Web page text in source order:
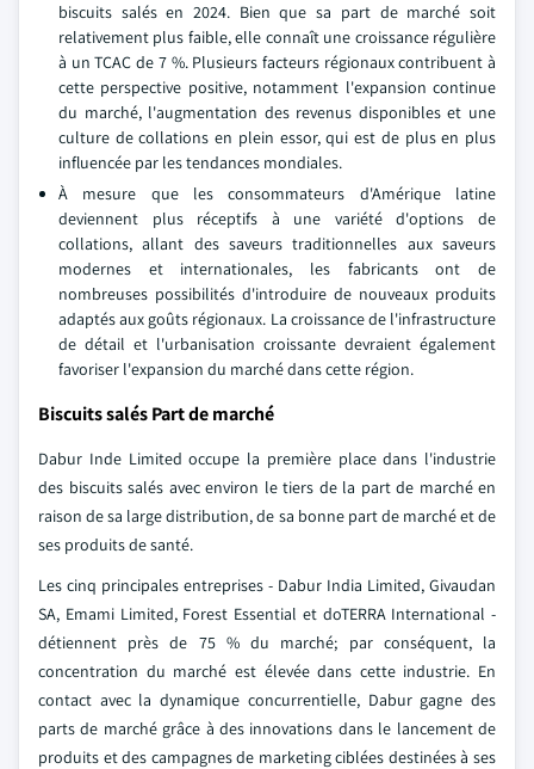
biscuits salés en 2024. Bien que sa part de marché soit
relativement plus faible, elle connaît une croissance régulière
à un TCAC de 7 %. Plusieurs facteurs régionaux contribuent à
cette perspective positive, notamment l'expansion continue
du marché, l'augmentation des revenus disponibles et une
culture de collations en plein essor, qui est de plus en plus
influencée par les tendances mondiales.
À mesure que les consommateurs d'Amérique latine
deviennent plus réceptifs à une variété d'options de
collations, allant des saveurs traditionnelles aux saveurs
modernes et internationales, les fabricants ont de
nombreuses possibilités d'introduire de nouveaux produits
adaptés aux goûts régionaux. La croissance de l'infrastructure
de détail et l'urbanisation croissante devraient également
favoriser l'expansion du marché dans cette région.
Biscuits salés Part de marché
Dabur Inde Limited occupe la première place dans l'industrie
des biscuits salés avec environ le tiers de la part de marché en
raison de sa large distribution, de sa bonne part de marché et de
ses produits de santé.
Les cinq principales entreprises - Dabur India Limited, Givaudan
SA, Emami Limited, Forest Essential et doTERRA International -
détiennent près de 75 % du marché; par conséquent, la
concentration du marché est élevée dans cette industrie. En
contact avec la dynamique concurrentielle, Dabur gagne des
parts de marché grâce à des innovations dans le lancement de
produits et des campagnes de marketing ciblées destinées à ses